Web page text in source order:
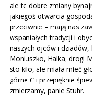
ale te dobre zmiany
jakiegoś otwarcia
przeciwnie – mają nas
wspaniałych tradycji i
naszych ojców i dziadów,
Moniuszko, Halka, drogi
sto kilo, ale miała mieć
górne C i przepięknie
zmierzamy, panie Stuhr.